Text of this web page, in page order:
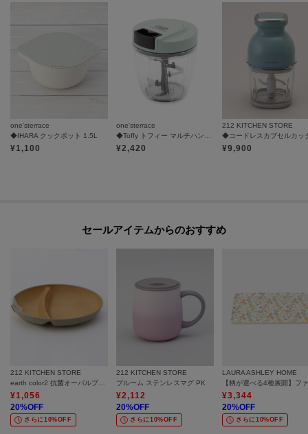
one'sterrace
◆IHARA クックポット 1.5L
¥1,100
one'sterrace
◆Toffy トフィー マルチハンディーチョッパー
¥2,420
212 KITCHEN STORE
¥9,900
セールアイテムからのおすすめ
212 KITCHEN STORE
¥1,056
20%OFF
さらに10%OFF
212 KITCHEN STORE
ブルーム ステンレスマグ PK
¥2,112
20%OFF
さらに10%OFF
LAURA ASHLEY HOME
¥3,344
20%OFF
さらに10%OFF